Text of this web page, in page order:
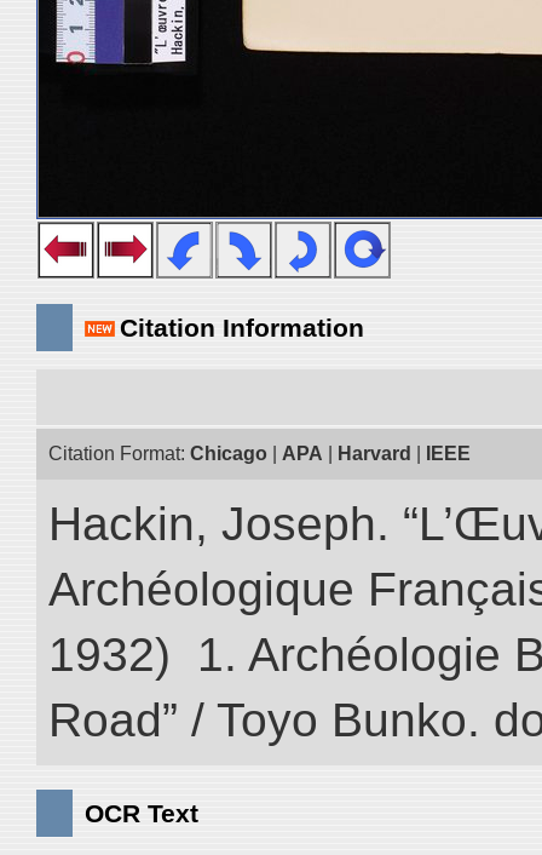
Citation Information
Citation Format: Chicago APA Harvard IEEE
Hackin, Joseph.
Archéologique
1932) 1. Archéologie
Road” / Toyo Bunko.
OCR Text